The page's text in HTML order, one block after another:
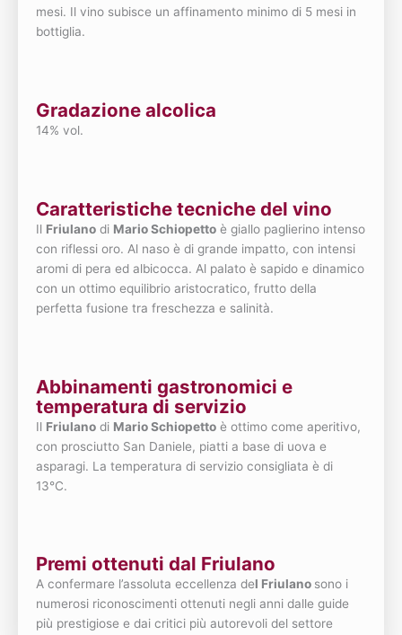
mesi. Il vino subisce un affinamento minimo di 5 mesi in
bottiglia.
Gradazione alcolica
14% vol.
Caratteristiche tecniche del vino
Il Friulano di Mario Schiopetto è giallo paglierino intenso
con riflessi oro. Al naso è di grande impatto, con intensi
aromi di pera ed albicocca. Al palato è sapido e dinamico
con un ottimo equilibrio aristocratico, frutto della
perfetta fusione tra freschezza e salinità.
Abbinamenti gastronomici e
temperatura di servizio
Il Friulano di Mario Schiopetto è ottimo come aperitivo,
con prosciutto San Daniele, piatti a base di uova e
asparagi. La temperatura di servizio consigliata è di
13°C.
Premi ottenuti dal Friulano
A confermare l’assoluta eccellenza del Friulano sono i
numerosi riconoscimenti ottenuti negli anni dalle guide
più prestigiose e dai critici più autorevoli del settore